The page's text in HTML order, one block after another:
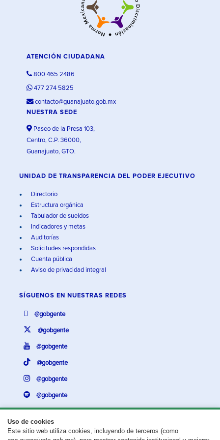
Uso de cookies
Este sitio web utiliza cookies, incluyendo de terceros (como
ATENCIÓN CIUDADANA
800 465 2486
477 274 5825
contacto@guanajuato.gob.mx
NUESTRA SEDE
Paseo de la Presa 103,
Centro, C.P. 36000,
Guanajuato, GTO.
UNIDAD DE TRANSPARENCIA DEL PODER EJECUTIVO
Directorio
Estructura orgánica
Tabulador de sueldos
Indicadores y metas
Auditorías
Solicitudes respondidas
Cuenta pública
Aviso de privacidad integral
SÍGUENOS EN NUESTRAS REDES
@gobgente
@gobgente
@gobgente
@gobgente
@gobgente
@gobgente
¿Existe algún problema con esta página?Repórtalo aquí.